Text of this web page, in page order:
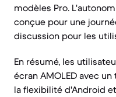
modèles Pro.
conçue pour une
discussion pour les
En résumé, les
écran AMOLED avec
la flexibilité d'Android